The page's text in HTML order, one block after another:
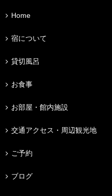
Home
宿について
貸切風呂
お食事
お部屋・館内施設
交通アクセス・周辺観光地
ご予約
ブログ